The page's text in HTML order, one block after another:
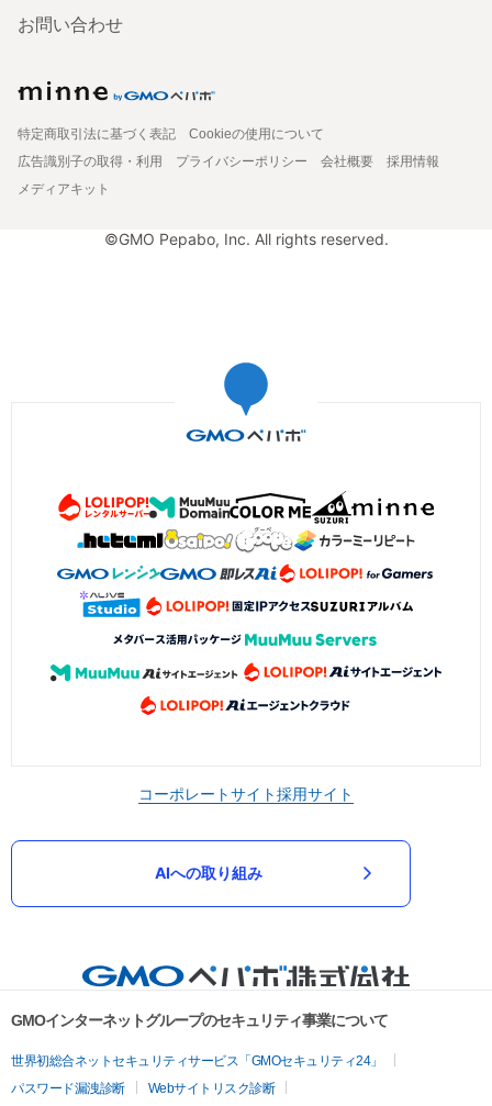
お問い合わせ
特定商取引法に基づく表記
Cookieの使用について
広告識別子の取得・利用
プライバシーポリシー 会社概要
採用情報
メディアキット
©GMO Pepabo, Inc. All rights reserved.
コーポレートサイト採用サイト
AIへの取り組み
GMOインターネットグループのセキュリティ事業について
世界初総合ネットセキュリティサービス「GMOセキュリティ24」
パスワード漏洩診断
Webサイトリスク診断